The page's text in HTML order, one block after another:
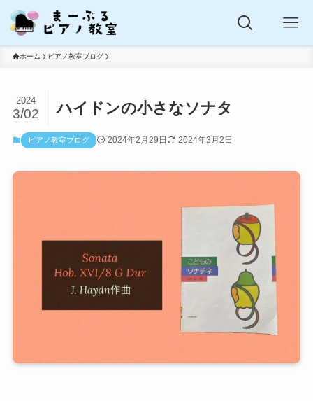
ホーム ピアノ教室ブログ
ハイドンの小さなソナタ
2024
3/02
ピアノ教室ブログ 2024年2月29日 2024年3月2日